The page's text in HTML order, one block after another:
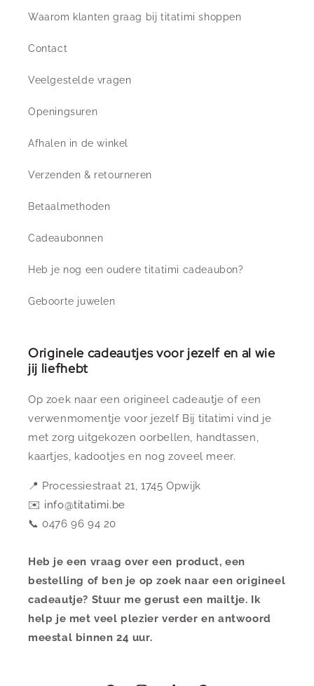
Waarom klanten graag bij titatimi shoppen
Contact
Veelgestelde vragen
Openingsuren
Afhalen in de winkel
Verzenden & retourneren
Betaalmethoden
Cadeaubonnen
Heb je nog een oudere titatimi cadeaubon?
Geboorte juwelen
Originele cadeautjes voor jezelf en al wie
jij liefhebt
Op zoek naar een origineel cadeautje of een
verwenmomentje voor jezelf Bij titatimi vind je
met zorg uitgekozen oorbellen, handtassen,
kaartjes, kadootjes en nog zoveel meer.
📍 Processiestraat 21, 1745 Opwijk
✉️ info@titatimi.be
📞 0476 96 94 20
Heb je een vraag over een product, een
bestelling of ben je op zoek naar een origineel
cadeautje? Stuur me gerust een mailtje. Ik
help je met veel plezier verder en antwoord
meestal binnen 24 uur.